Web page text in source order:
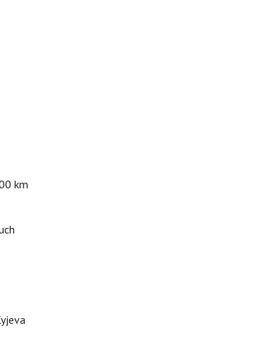
km